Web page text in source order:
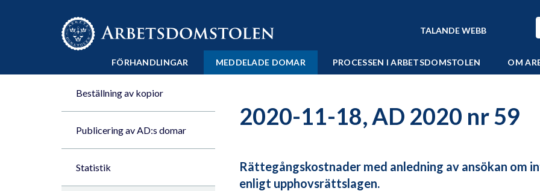
Till innehåll på sidan x
TALANDE WEBB
FÖRHANDLINGAR MEDDELADE DOMAR PROCESSEN I ARBETSDOMSTOLEN OM
Beställning av kopior
Publicering av AD:s domar
Statistik
2020-11-18, AD 2020 nr 59
Rättegångskostnader med anledning av ansökan om
enligt upphovsrättslagen.